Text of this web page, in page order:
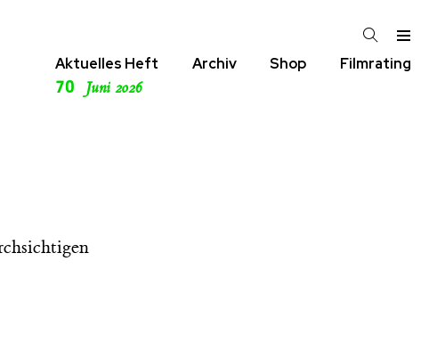
Aktuelles Heft
70 Juni 2026
Archiv Shop Filmrating